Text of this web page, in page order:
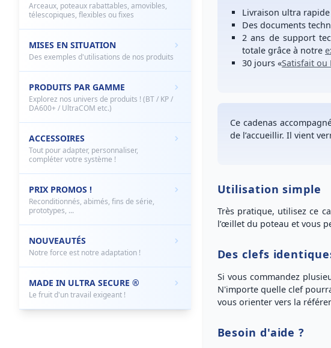
Arceaux, poteaux rabattables, amovibles,
télescopiques, flexibles ou fixes
MISES EN SITUATION
Des exemples d'utilisations de nos produits
PRODUITS PAR GAMME
Explorez nos univers de produits ! (BT / KP /
DA600+ / UltraCOM etc.)
ACCESSOIRES
Tout pour adapter, personnaliser,
compléter votre système !
PRIX PROMOS !
Reconditionnés, abimés, fins de série,
prototypes, ...
NOUVEAUTÉS
Notre force est notre adaptation !
MADE IN ULTRA SECURE ®
Le fruit d'un travail exigeant !
Livraison ultra rapide
Desdocuments
2 ans de support
totale grâce à notre
30 jours«Satisfait ou
Ce cadenas
de l’accueillir. Il vient
Utilisation simple
Très pratique, utilisezce
l’œillet du poteau et vous
Des clefs
Si vous commandez
N'importe quelle clef
vous orienter vers la
Besoin d'aide ?